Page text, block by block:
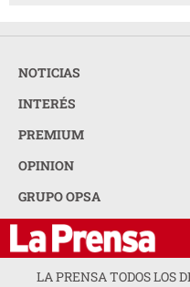
NOTICIAS
INTERÉS
PREMIUM
OPINION
GRUPO OPSA
LA PRENSA TODOS LOS